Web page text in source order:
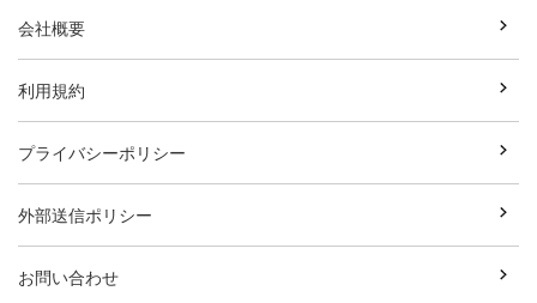
会社概要
利用規約
プライバシーポリシー
外部送信ポリシー
お問い合わせ